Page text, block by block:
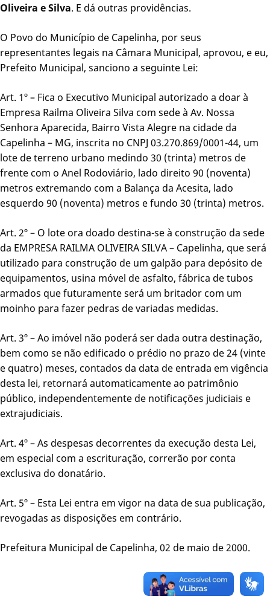
Oliveira e Silva. E dá outras providências.
O Povo do Município de Capelinha, por seus
representantes legais na Câmara Municipal, aprovou, e eu,
Prefeito Municipal, sanciono a seguinte Lei:
Art. 1º – Fica o Executivo Municipal autorizado a doar à
Empresa Railma Oliveira Silva com sede à Av. Nossa
Senhora Aparecida, Bairro Vista Alegre na cidade da
Capelinha – MG, inscrita no CNPJ 03.270.869/0001-44, um
lote de terreno urbano medindo 30 (trinta) metros de
frente com o Anel Rodoviário, lado direito 90 (noventa)
metros extremando com a Balança da Acesita, lado
esquerdo 90 (noventa) metros e fundo 30 (trinta) metros.
Art. 2º – O lote ora doado destina-se à construção da sede
da EMPRESA RAILMA OLIVEIRA SILVA – Capelinha, que será
utilizado para construção de um galpão para depósito de
equipamentos, usina móvel de asfalto, fábrica de tubos
armados que futuramente será um britador com um
moinho para fazer pedras de variadas medidas.
Art. 3º – Ao imóvel não poderá ser dada outra destinação,
bem como se não edificado o prédio no prazo de 24 (vinte
e quatro) meses, contados da data de entrada em vigência
desta lei, retornará automaticamente ao patrimônio
público, independentemente de notificações judiciais e
extrajudiciais.
Art. 4º – As despesas decorrentes da execução desta Lei,
em especial com a escrituração, correrão por conta
exclusiva do donatário.
Art. 5º – Esta Lei entra em vigor na data de sua publicação,
revogadas as disposições em contrário.
Prefeitura Municipal de Capelinha, 02 de maio de 2000.